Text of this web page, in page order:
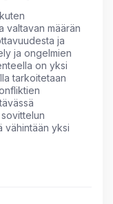
valtavan määrän
ja
ja ongelmien
on yksi
tarkoitetaan
vähintään yksi